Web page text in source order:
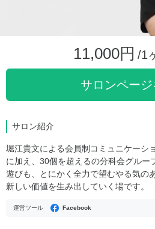
11,000円 /1
サロンページ
サロン紹介
堀江貴文による会員制コミュニケーシ
に加え、30個を超えるの分科会グルー
遊びも、とにかく全力で望むやる気の
新しい価値を生み出していく場です。
運営ツール Facebook